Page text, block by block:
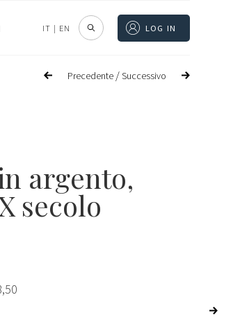
IT | EN LOG IN
Precedente /Successivo
argento,
secolo